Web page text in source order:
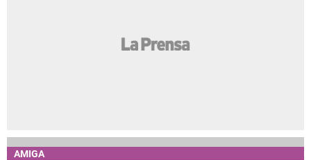
AMIGA